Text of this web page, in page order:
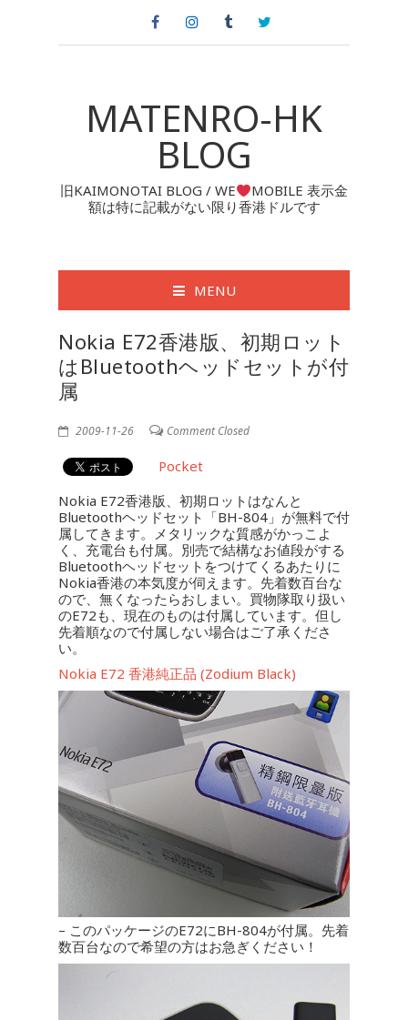
MATENRO-HK
BLOG
旧KAIMONOTAI BLOG / WE
MOBILE 表示金
額は特に記載がない限り香港ドルです
MENU
Nokia E72香港版、初期ロット
はBluetoothヘッドセットが付
属
2009-11-26 Comment Closed
Pocket
Nokia E72香港版、初期ロットはなんと
Bluetoothヘッドセット「BH-804」が無料で付
属してきます。メタリックな質感がかっこよ
く、充電台も付属。別売で結構なお値段がする
Bluetoothヘッドセットをつけてくるあたりに
Nokia香港の本気度が伺えます。先着数百台な
ので、無くなったらおしまい。買物隊取り扱い
のE72も、現在のものは付属しています。但し
先着順なので付属しない場合はご了承くださ
い。
Nokia E72 香港純正品 (Zodium Black)
– このパッケージのE72にBH-804が付属。先着
数百台なので希望の方はお急ぎください！